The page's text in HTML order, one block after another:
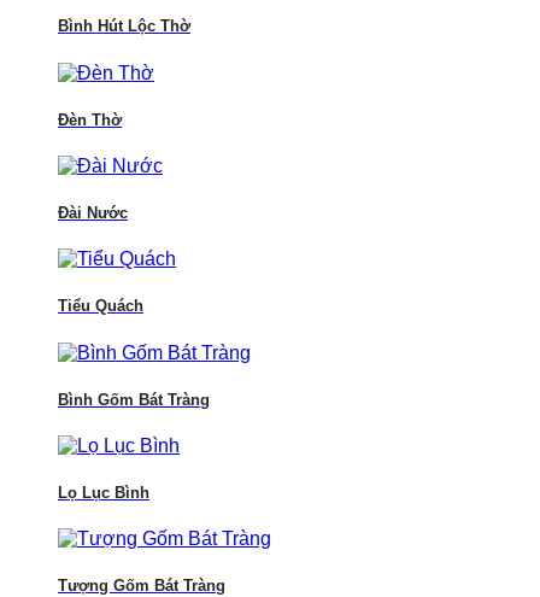
Bình Hút Lộc Thờ
Đèn Thờ
Đài Nước
Tiểu Quách
Bình Gốm Bát Tràng
Lọ Lục Bình
Tượng Gốm Bát Tràng